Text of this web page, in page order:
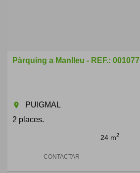
Pàrquing a Manlleu - REF.: 001077
room
PUIGMAL
2 places.
24 m2
CONTACTAR